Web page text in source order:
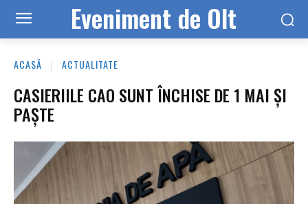
Eveniment de Olt
ACASĂ ACTUALITATE
CASIERIILE CAO SUNT ÎNCHISE DE 1 MAI ȘI
PAȘTE